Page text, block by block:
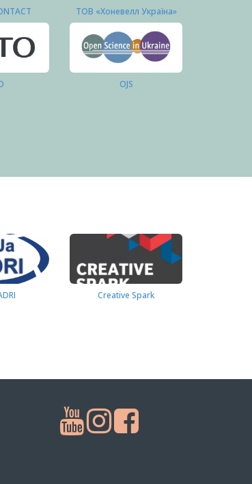
ТОВ «Хоневелл Україна»
OJS
Creative Spark